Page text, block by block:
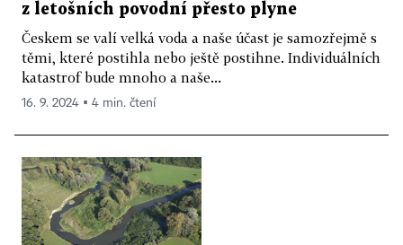
z letošních povodní přesto plyne
Českem se valí velká voda a naše účast je samozřejmě s
těmi, které postihla nebo ještě postihne. Individuálních
katastrof bude mnoho a naše...
16. 9. 2024 ▪ 4 min. čtení